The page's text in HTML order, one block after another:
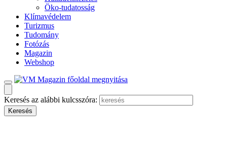
Öko-tudatosság
Klímavédelem
Turizmus
Tudomány
Fotózás
Magazin
Webshop
Keresés az alábbi kulcsszóra: